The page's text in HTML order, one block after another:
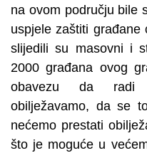
na ovom području bile
uspjele zaštiti građane
slijedili su masovni i
2000 građana ovog
obavezu da radi
obilježavamo, da se
nećemo prestati
što je moguće u